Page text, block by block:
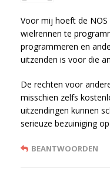
Voor mij hoeft de
wielrennen te
programmeren en
uitzenden is voor die
De rechten voor
misschien zelfs
uitzendingen kunnen
serieuze bezuiniging op.
BEANTWOORDEN